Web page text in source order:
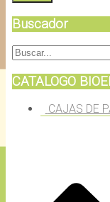
Buscador
CATALOGO
CAJAS DE